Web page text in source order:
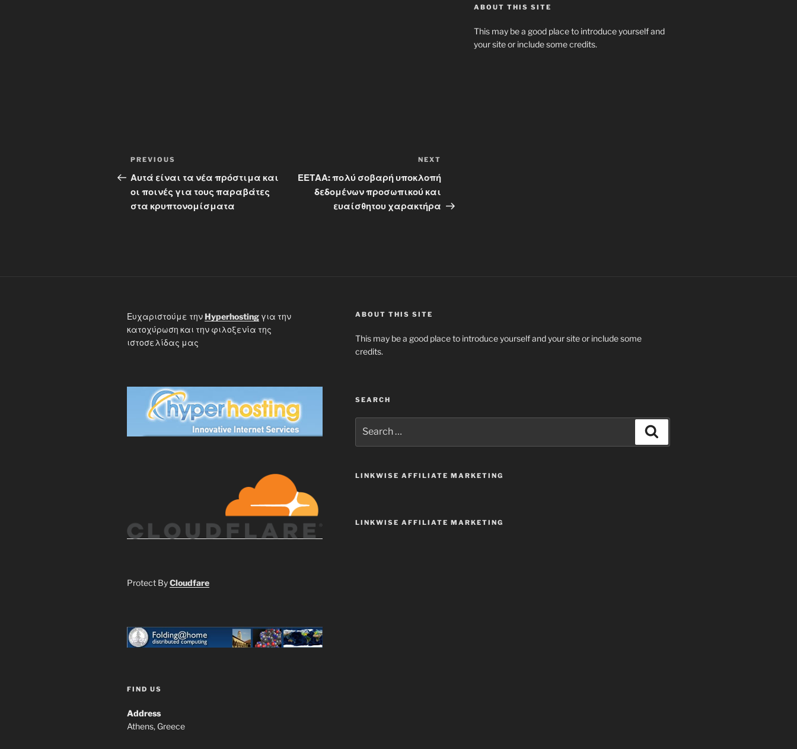
Post
navigation
Previous
Post
PREVIOUS
Αυτά είναι τα νέα πρόστιμα και
οι ποινές για τους παραβάτες
στα κρυπτονομίσματα
Post
NEXT
ΕΕΤΑΑ: πολύ σοβαρή υποκλοπή
δεδομένων προσωπικού και
ευαίσθητου χαρακτήρα
ABOUT THIS SITE
This may be a good place to introduce yourself and
your site or include some credits.
Ευχαριστούμε τηνHyperhosting για την
κατοχύρωση και την φιλοξενία της
ιστοσελίδας μας
Protect ByCloudfare
FIND US
Address
Athens, Greece
ABOUT THIS SITE
This may be a good place to introduce yourself and your site or include some
credits.
SEARCH
for:
LINKWISE AFFILIATE MARKETING
LINKWISE AFFILIATE MARKETING